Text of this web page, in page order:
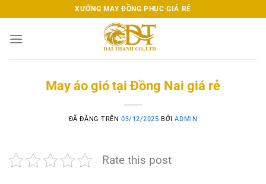
đến
nội
XƯỞNG MAY ĐỒNG PHỤC GIÁ RẺ
May áo gió tại Đồng Nai giá rẻ
ĐÃ ĐĂNG TRÊN03/12/2025 BỞIADMIN
Rate this post